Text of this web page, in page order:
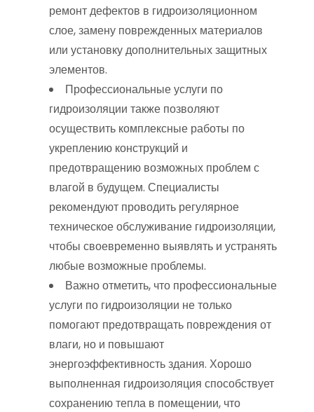
ремонт дефектов в гидроизоляционном
слое, замену поврежденных материалов
или установку дополнительных защитных
элементов.
Профессиональные услуги по
гидроизоляции также позволяют
осуществить комплексные работы по
укреплению конструкций и
предотвращению возможных проблем с
влагой в будущем. Специалисты
рекомендуют проводить регулярное
техническое обслуживание гидроизоляции,
чтобы своевременно выявлять и устранять
любые возможные проблемы.
Важно отметить, что профессиональные
услуги по гидроизоляции не только
помогают предотвращать повреждения от
влаги, но и повышают
энергоэффективность здания. Хорошо
выполненная гидроизоляция способствует
сохранению тепла в помещении, что